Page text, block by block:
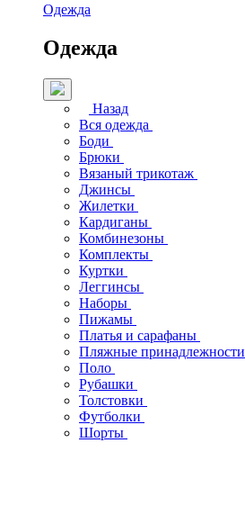
Одежда
Одежда
Назад
Вся одежда
Боди
Брюки
Вязаный трикотаж
Джинсы
Жилетки
Кардиганы
Комбинезоны
Комплекты
Куртки
Леггинсы
Наборы
Пижамы
Платья и сарафаны
Пляжные принадлежности
Поло
Рубашки
Толстовки
Футболки
Шорты